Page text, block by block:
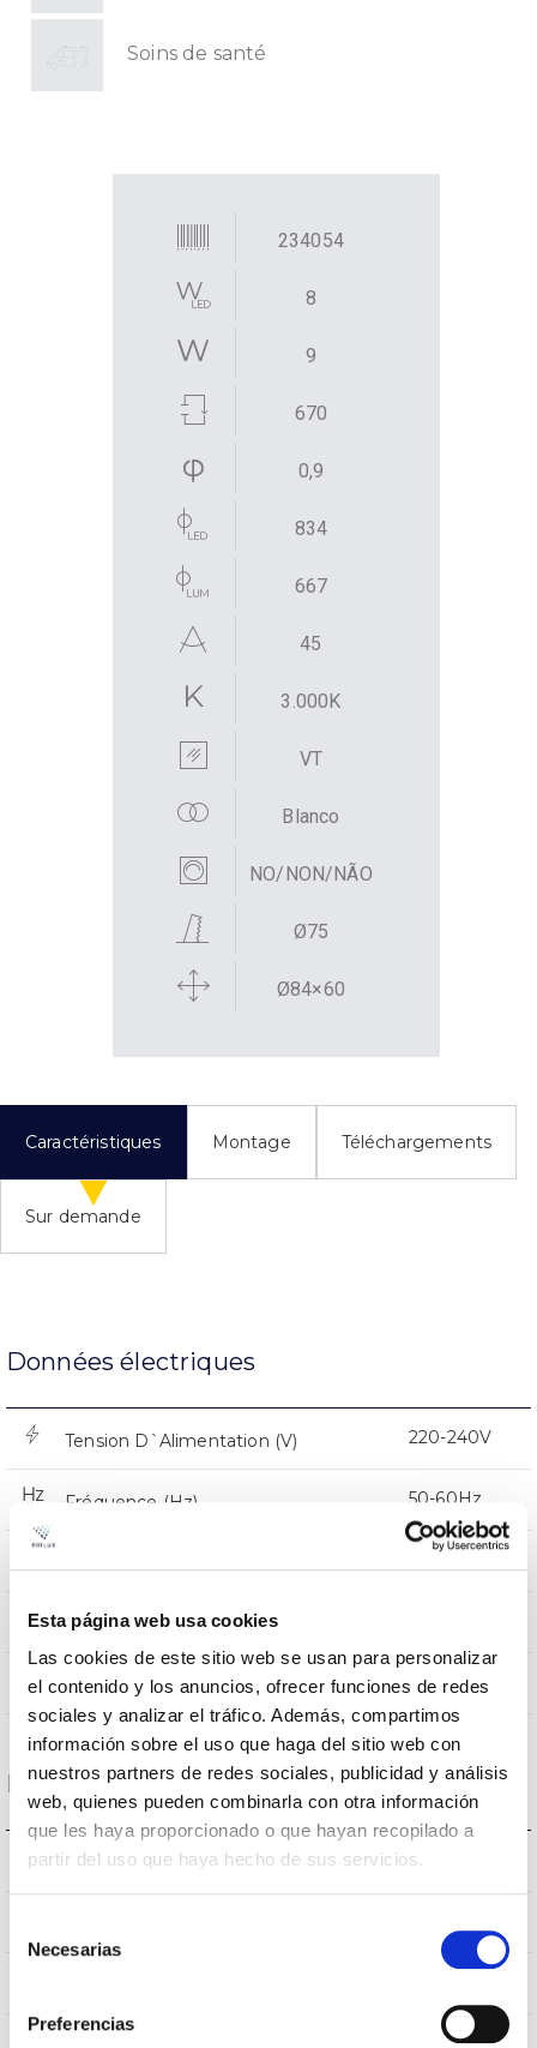
Esta página web usa cookies
Las cookies de este sitio web se usan para personalizar
el contenido y los anuncios, ofrecer funciones de redes
sociales y analizar el tráfico. Además, compartimos
información sobre el uso que haga del sitio web con
nuestros partners de redes sociales, publicidad y análisis
web, quienes pueden combinarla con otra información
que les haya proporcionado o que hayan recopilado a
partir del uso que haya hecho de sus servicios.
Necesarias
Preferencias
Soins de santé
234054
8
9
670
0,9
834
667
45
3.000K
VT
Blanco
NO/NON/NÃO
Ø75
Ø84×60
Caractéristiques Montage Téléchargements
Sur demande
Données électriques
Tension D`Alimentation (V) 220-240V
Fréquence (Hz) 50-60Hz
670mA
Facteur de puissance (Cos fi)
Atténuation Non
Dimensions et montage
Dimensions Ø84x60mm